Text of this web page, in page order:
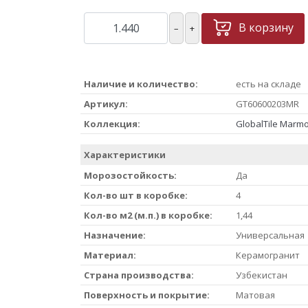
– + В корзину
Наличие и количество:
есть на складе
Артикул:
GT60600203MR
Коллекция:
GlobalTile
Характеристики
Морозостойкость:
Да
Кол-во шт в коробке:
4
Кол-во м2 (м.п.) в коробке:
1,44
Назначение:
Универсальная
Материал:
Керамогранит
Страна производства:
Узбекистан
Поверхность и покрытие:
Матовая